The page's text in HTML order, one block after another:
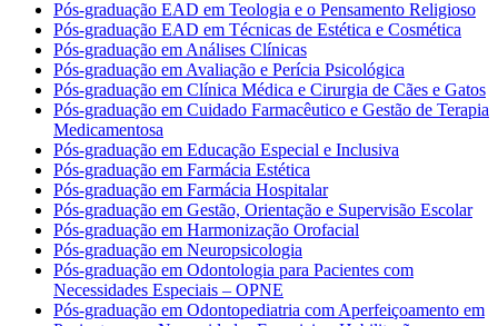
Pós-graduação EAD em Teologia e o Pensamento Religioso
Pós-graduação EAD em Técnicas de Estética e Cosmética
Pós-graduação em Análises Clínicas
Pós-graduação em Avaliação e Perícia Psicológica
Pós-graduação em Clínica Médica e Cirurgia de Cães e Gatos
Pós-graduação em Cuidado Farmacêutico e Gestão de Terapia
Medicamentosa
Pós-graduação em Educação Especial e Inclusiva
Pós-graduação em Farmácia Estética
Pós-graduação em Farmácia Hospitalar
Pós-graduação em Gestão, Orientação e Supervisão Escolar
Pós-graduação em Harmonização Orofacial
Pós-graduação em Neuropsicologia
Pós-graduação em Odontologia para Pacientes com
Necessidades Especiais – OPNE
Pós-graduação em Odontopediatria com Aperfeiçoamento em